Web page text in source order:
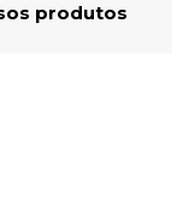
produtos